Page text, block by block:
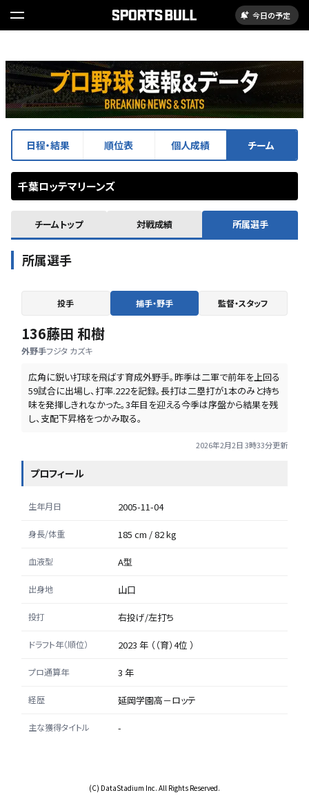
今日の予定
日程・結果 順位表 個人成績 チーム
千葉ロッテマリーンズ
チームトップ 対戦成績 所属選手
所属選手
投手 捕手・野手 監督・スタッフ
136
外野手
藤田 和樹
フジタ カズキ
広角に鋭い打球を飛ばす育成外野手。昨季は二軍で前年を上回る
59試合に出場し、打率.222を記録。長打は二塁打が1本のみと持ち
味を発揮しきれなかった。3年目を迎える今季は序盤から結果を残
し、支配下昇格をつかみ取る。
2026年2月2日 3時33分更新
プロフィール
生年月日 2005-11-04
身長/体重 185 cm / 82 kg
血液型 A型
出身地 山口
投打 右投げ/左打ち
ドラフト年（順位） 2023 年 （（育）4位 ）
プロ通算年 3 年
経歴 延岡学園高－ロッテ
主な獲得タイトル -
(C) DataStadium Inc. All Rights Reserved.